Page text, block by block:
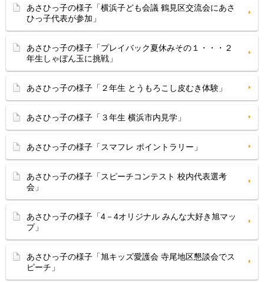
あさひっ子の様子「横浜子ども会議 鶴見区交流会にあさ
ひっ子代表が参加」
あさひっ子の様子「プレイバック夏休みその１・・・２
年生しゃぼん玉に挑戦」
あさひっ子の様子「２年生 とうもろこし皮むき体験」
あさひっ子の様子「３年生 横浜市内見学」
あさひっ子の様子「スマフレ ポイントラリー」
あさひっ子の様子「スピーチコンテスト 校内代表選考
会」
あさひっ子の様子「4－4オリジナル みんな大好き旭マッ
プ」
あさひっ子の様子「旭キッズ愛護会 寺尾地区懇談会でス
ピーチ」